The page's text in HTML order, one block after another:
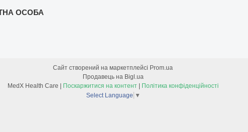
Сайт створений на маркетплейсі Prom.ua
Продавець на Bigl.ua
MedX Health Care | Поскаржитися на контент | Політика конфіденційності
Select Language ▼